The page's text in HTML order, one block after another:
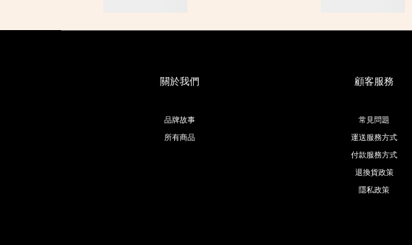
關於我們
品牌故事
所有商品
顧客服務
常見問題
運送服務方式
付款服務方式
退換貨政策
隱私政策